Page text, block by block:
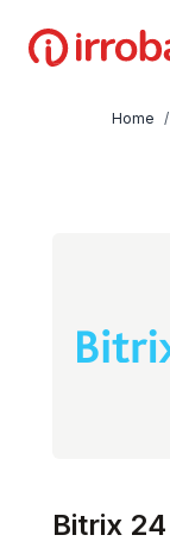
Irroba
Home /
Bitrix